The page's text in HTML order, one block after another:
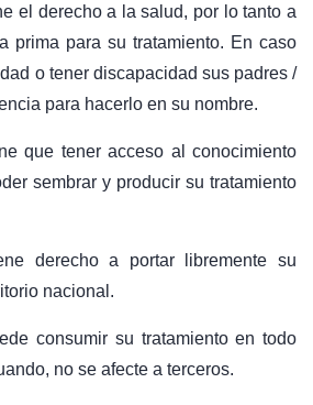
el derecho a la salud, por lo tanto a
prima para su tratamiento. En caso
o tener discapacidad sus padres /
para hacerlo en su nombre.
que tener acceso al conocimiento
sembrar y producir su tratamiento
derecho a portar libremente su
nacional.
consumir su tratamiento en todo
no se afecte a terceros.